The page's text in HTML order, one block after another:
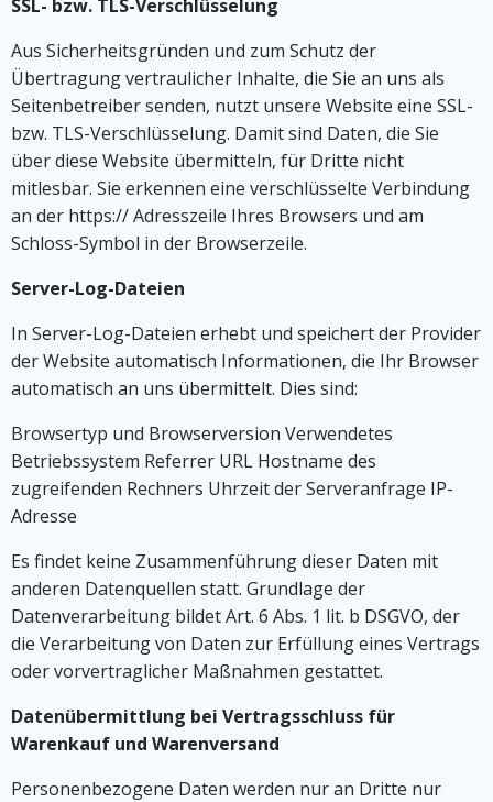
SSL- bzw. TLS-Verschlüsselung
Aus Sicherheitsgründen und zum Schutz der
Übertragung vertraulicher Inhalte, die Sie an uns als
Seitenbetreiber senden, nutzt unsere Website eine SSL-
bzw. TLS-Verschlüsselung. Damit sind Daten, die Sie
über diese Website übermitteln, für Dritte nicht
mitlesbar. Sie erkennen eine verschlüsselte Verbindung
an der https:// Adresszeile Ihres Browsers und am
Schloss-Symbol in der Browserzeile.
Server-Log-Dateien
In Server-Log-Dateien erhebt und speichert der Provider
der Website automatisch Informationen, die Ihr Browser
automatisch an uns übermittelt. Dies sind:
Browsertyp und Browserversion Verwendetes
Betriebssystem Referrer URL Hostname des
zugreifenden Rechners Uhrzeit der Serveranfrage IP-
Adresse
Es findet keine Zusammenführung dieser Daten mit
anderen Datenquellen statt. Grundlage der
Datenverarbeitung bildet Art. 6 Abs. 1 lit. b DSGVO, der
die Verarbeitung von Daten zur Erfüllung eines Vertrags
oder vorvertraglicher Maßnahmen gestattet.
Datenübermittlung bei Vertragsschluss für
Warenkauf und Warenversand
Personenbezogene Daten werden nur an Dritte nur